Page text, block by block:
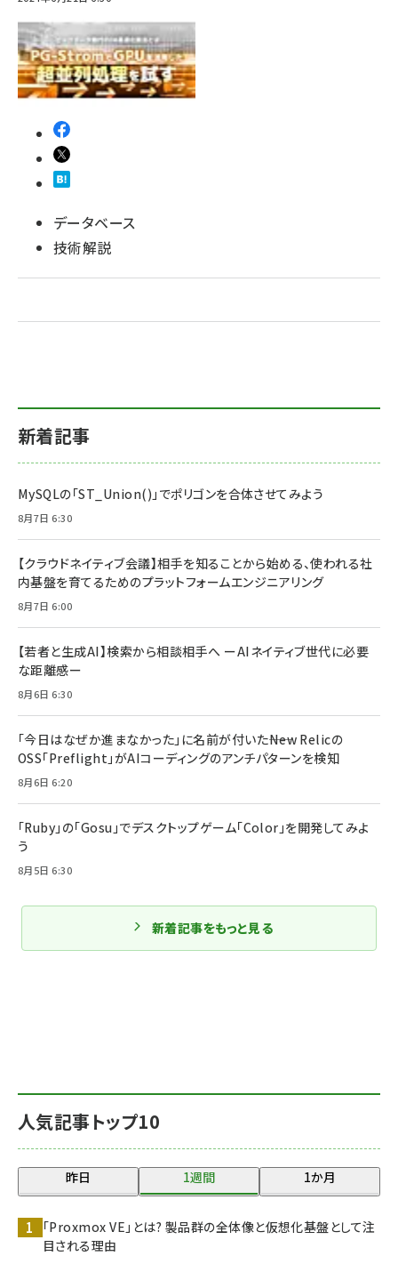
データベース
技術解説
人気記事トップ10
昨日 1週間 1か月
「Proxmox VE」とは? 製品群の全体像と仮想化基盤として注
目される理由
新着記事
MySQLの「ST_Union()」でポリゴンを合体させてみよう
8月7日 6:30
【クラウドネイティブ会議】相手を知ることから始める、使われる社
内基盤を育てるためのプラットフォームエンジニアリング
8月7日 6:00
【若者と生成AI】検索から相談相手へ ーAIネイティブ世代に必要
な距離感ー
8月6日 6:30
「今日はなぜか進まなかった」に名前が付いた――New Relicの
OSS「Preflight」がAIコーディングのアンチパターンを検知
8月6日 6:20
「Ruby」の「Gosu」でデスクトップゲーム「Color」を開発してみよ
う
8月5日 6:30
新着記事をもっと見る